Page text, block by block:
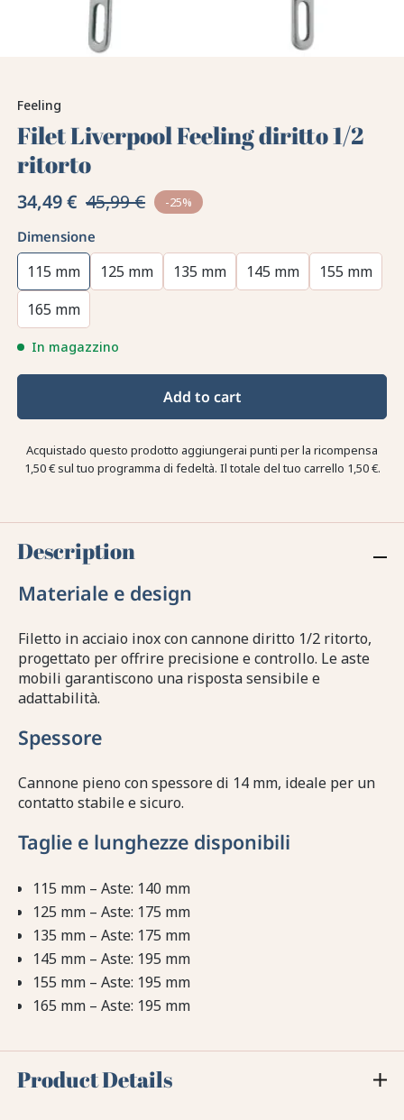
Feeling
Filet Liverpool Feeling diritto 1/2
ritorto
34,49 € 45,99 € -25%
Dimensione
115 mm 125 mm 135 mm 145 mm
155 mm
165 mm
In magazzino
Add to cart
Acquistado questo prodotto aggiungerai punti per la ricompensa
1,50 €sul tuo programma di fedeltà. Il totale del tuo carrello 1,50 €.
Description
Materiale e design
Filetto in acciaio inox con cannone diritto 1/2 ritorto,
progettato per offrire precisione e controllo. Le aste
mobili garantiscono una risposta sensibile e
adattabilità.
Spessore
Cannone pieno con spessore di 14 mm, ideale per un
contatto stabile e sicuro.
Taglie e lunghezze disponibili
115 mm – Aste: 140 mm
125 mm – Aste: 175 mm
135 mm – Aste: 175 mm
145 mm – Aste: 195 mm
155 mm – Aste: 195 mm
165 mm – Aste: 195 mm
Product Details